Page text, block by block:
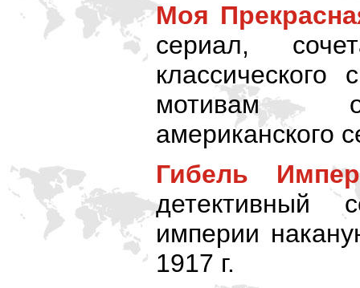
Моя
сериал,
мотивам
американского
Гибель
детективный
империи
1917 г.